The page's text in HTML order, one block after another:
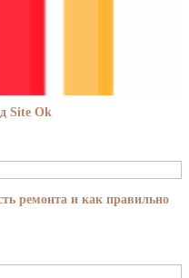
Site Ok
ремонта и как правильно